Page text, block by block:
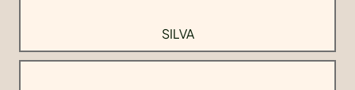
SILVA